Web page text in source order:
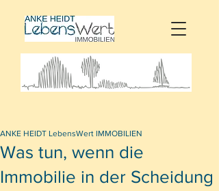
Was tun, wenn die
Immobilie in der Scheidung
ANKE HEIDT LebensWert IMMOBILIEN